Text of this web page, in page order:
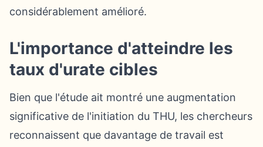
considérablement amélioré.
L'importance d'atteindre les
taux d'urate cibles
Bien que l'étude ait montré une augmentation
significative de l'initiation du THU, les chercheurs
reconnaissent que davantage de travail est